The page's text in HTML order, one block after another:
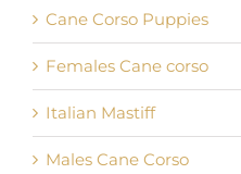
Cane Corso Puppies
Females Cane corso
Italian Mastiff
Males Cane Corso